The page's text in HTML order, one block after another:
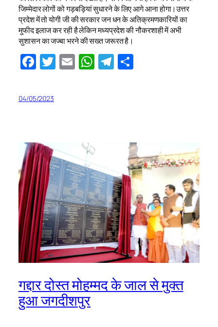
जिम्मेदार लोगों को गड़बड़ियां सुधारने के लिए आगे आना होगा।उत्तर
प्रदेश में तो योगी जी की सरकार जन धन के अतिक्रमणकारियों का
मुफीद इलाज कर रही है लेकिन मध्यप्रदेश की नौकरशाही में अभी
सुशासन का जज्बा भरने की सख्त जरूरत है।
Facebook
Twitter
EmailWhatsApp
Telegram
04/05/2023
गद्दार दोस्त मोहम्मद के जाल से मुक्त
हुआ जगदीशपुर